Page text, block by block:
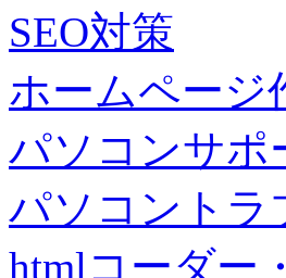
SEO対策
ホームページ
パソコンサポ
パソコントラ
htmlコーダー